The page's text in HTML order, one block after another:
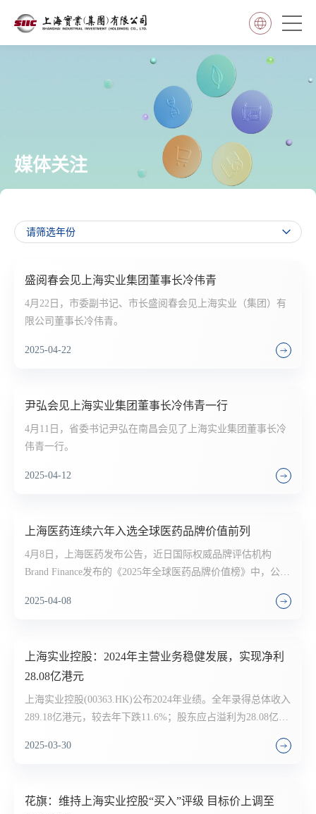
媒体关注
盛阅春会见上海实业集团董事长冷伟青
4月22日，市委副书记、市长盛阅春会见上海实业（集团）有
限公司董事长冷伟青。
2025-04-22
尹弘会见上海实业集团董事长冷伟青一行
4月11日，省委书记尹弘在南昌会见了上海实业集团董事长冷
伟青一行。
2025-04-12
上海医药连续六年入选全球医药品牌价值前列
4月8日，上海医药发布公告，近日国际权威品牌评估机构
Brand Finance发布的《2025年全球医药品牌价值榜》中，公司
公司自2020年以来连续第六年跻身全球医药品牌价值前列。
2025-04-08
上海实业控股：2024年主营业务稳健发展，实现净利
28.08亿港元
上海实业控股(00363.HK)公布2024年业绩。全年录得总体收入
289.18亿港元，较去年下跌11.6%；股东应占溢利为28.08亿港
结转收入大幅减少，以及公司直接持有49%权益的“上实海上
94港仙，派息率达36.4%。
2025-03-30
花旗：维持上海实业控股“买入”评级 目标价上调至